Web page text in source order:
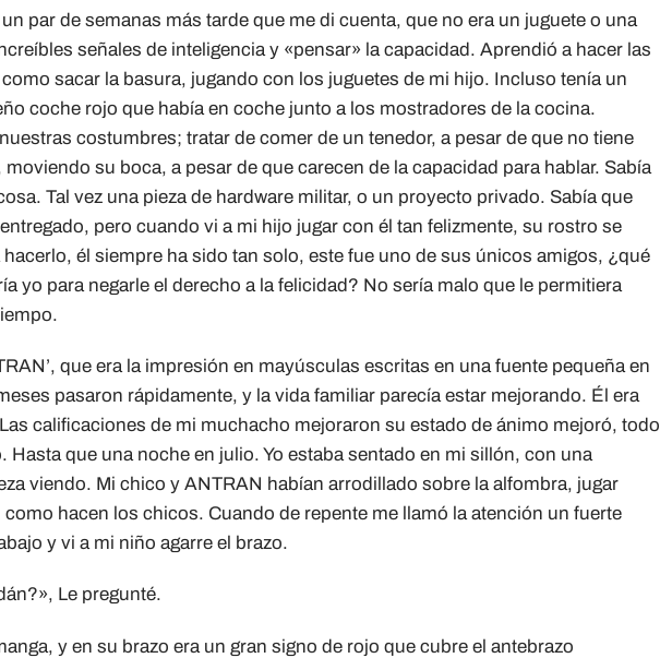
par de semanas más tarde que me di cuenta, que no era un juguete o una
señales de inteligencia y «pensar» la capacidad. Aprendió a hacer las
sacar la basura, jugando con los juguetes de mi hijo. Incluso tenía un
coche rojo que había en coche junto a los mostradores de la cocina.
costumbres; tratar de comer de un tenedor, a pesar de que no tiene
su boca, a pesar de que carecen de la capacidad para hablar. Sabía
Tal vez una pieza de hardware militar, o un proyecto privado. Sabía que
pero cuando vi a mi hijo jugar con él tan felizmente, su rostro se
él siempre ha sido tan solo, este fue uno de sus únicos amigos, ¿qué
yo para negarle el derecho a la felicidad? No sería malo que le permitiera
que era la impresión en mayúsculas escritas en una fuente pequeña en
pasaron rápidamente, y la vida familiar parecía estar mejorando. Él era
calificaciones de mi muchacho mejoraron su estado de ánimo mejoró, todo
Hasta que una noche en julio. Yo estaba sentado en mi sillón, con una
viendo. Mi chico y ANTRAN habían arrodillado sobre la alfombra, jugar
hacen los chicos. Cuando de repente me llamó la atención un fuerte
y vi a mi niño agarre el brazo.
Le pregunté.
y en su brazo era un gran signo de rojo que cubre el antebrazo